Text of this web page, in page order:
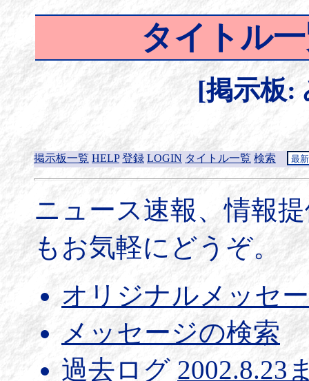
タイトル
[掲示板:
掲示板一覧 HELP 登録 LOGIN タイトル一覧 検索
ニュース速報、情報
もお気軽にどうぞ。
オリジナルメッセ
メッセージの検索
過去ログ 2002.8.23